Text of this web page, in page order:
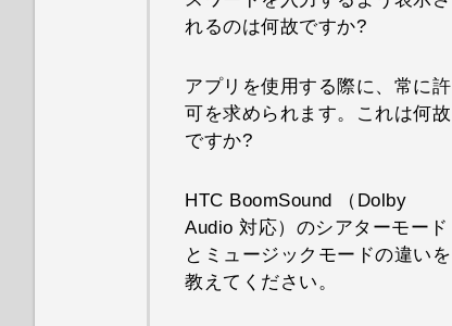
れるのは何故ですか?
アプリを使用する際に、常に許
可を求められます。これは何故
ですか?
HTC BoomSound （Dolby
Audio 対応）のシアターモード
とミュージックモードの違いを
教えてください。